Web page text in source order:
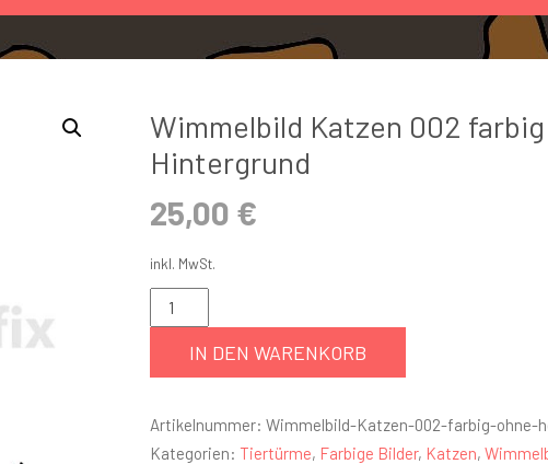
Wimmelbild Katzen 002
Hintergrund
25,00 €
inkl. MwSt.
IN DEN WARENKORB
Artikelnummer: Wimmelbild-Katzen-002-farbig-ohne-
Kategorien: Tiertürme, Farbige Bilder, Katzen,